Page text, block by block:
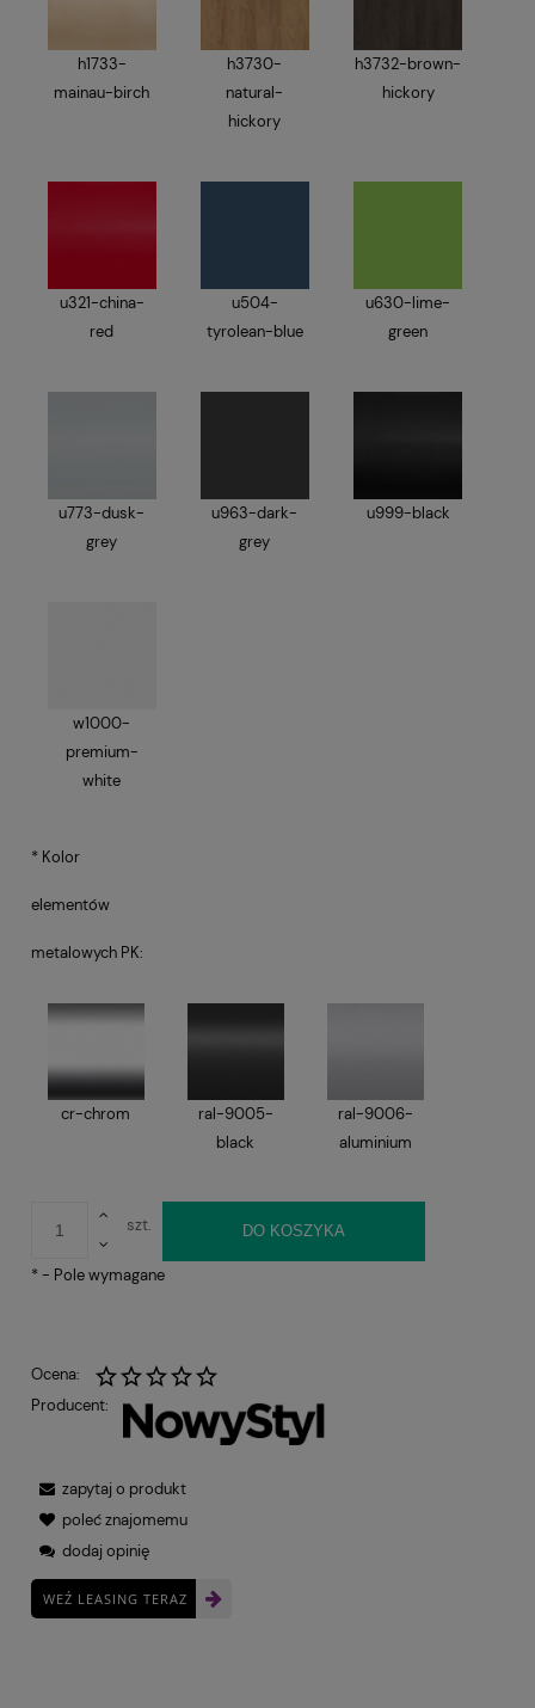
h1733-
mainau-birch
h3730-
natural-
hickory
h3732-brown-
hickory
u321-china-
red
u504-
tyrolean-blue
u630-lime-
green
u773-dusk-
grey
u963-dark-
grey
u999-black
w1000-
premium-
white
* Kolor
elementów
metalowych PK:
cr-chrom
ral-9005-
black
ral-9006-
aluminium
szt. DO KOSZYKA
*- Pole wymagane
Ocena:
Producent:
zapytaj o produkt
poleć znajomemu
dodaj opinię
WEŹ LEASING TERAZ